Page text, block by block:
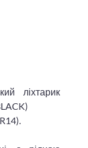
ліхтарик